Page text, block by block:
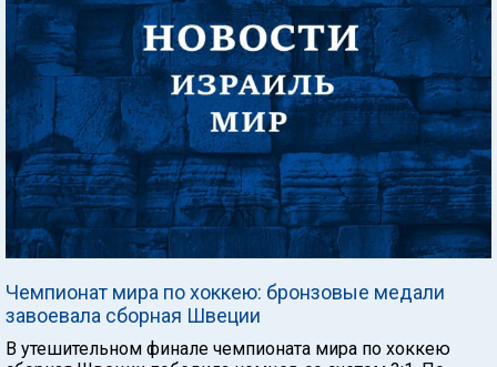
Чемпионат мира по хоккею: бронзовые медали
завоевала сборная Швеции
В утешительном финале чемпионата мира по хоккею